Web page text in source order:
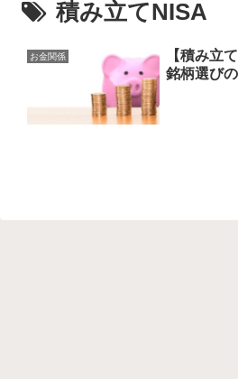
積み立てNISA
お金関係
【積み立
銘柄選び